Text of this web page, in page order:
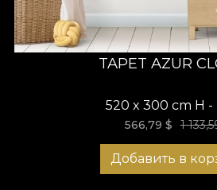
TAPET AZUR
520 x 300 cm H -
566,79$ 1
Добавить в